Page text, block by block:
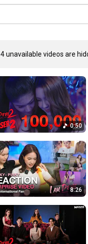
4 unavailable videos are
0:50
8:26